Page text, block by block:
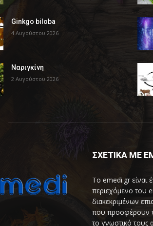
Ginkgo biloba
4 Αυγούστου 2026
Ναριγκίνη
2 Αυγούστου 2026
ΣΧΕΤΙΚΑ ΜΕ
Το emedi.gr είναι
περιεχόμενο του
διακεκριμένων
που προσφέρουν
το γνωστικό τους